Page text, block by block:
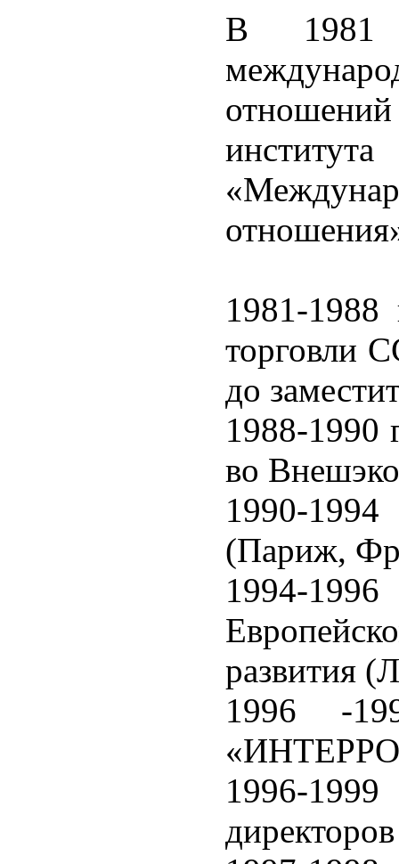
В 1981
1981-
торговли
до
1988-1990
во
1990-
(Париж,
1994-
развития
1996 -
1996-